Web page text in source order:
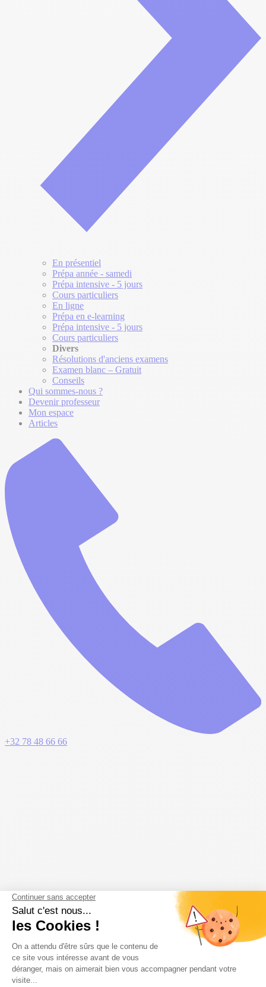
En présentiel
Prépa année - samedi
Prépa intensive - 5 jours
Cours particuliers
En ligne
Prépa en e-learning
Prépa intensive - 5 jours
Cours particuliers
Divers
Résolutions d'anciens examens
Examen blanc – Gratuit
Conseils
Qui sommes-nous ?
Devenir professeur
Mon espace
Articles
+32 78 48 66 66